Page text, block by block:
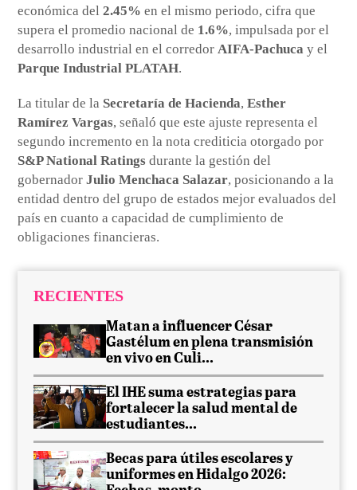
económica del2.45% en el mismo periodo, cifra que
supera el promedio nacional de 1.6%, impulsada por el
desarrollo industrial en el corredorAIFA-Pachuca y el
Parque Industrial PLATAH.
La titular de la Secretaría de Hacienda,Esther
Ramírez Vargas, señaló que este ajuste representa el
segundo incremento en la nota crediticia otorgado por
S&P National Ratings durante la gestión del
gobernadorJulio Menchaca Salazar, posicionando a la
entidad dentro del grupo de estados mejor evaluados del
país en cuanto a capacidad de cumplimiento de
obligaciones financieras.
RECIENTES
Matan a influencer César
Gastélum en plena transmisión
en vivo en Culi...
El IHE suma estrategias para
fortalecer la salud mental de
estudiantes...
Becas para útiles escolares y
uniformes en Hidalgo 2026: